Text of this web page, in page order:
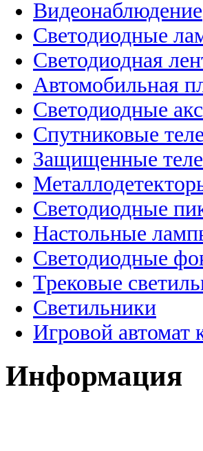
Видеонаблюдение
Светодиодные
Светодиодная
Автомобильная
Светодиодные
Спутниковые
Защищенные
Светодиодные
Настольные
Светодиодные
Трековые
Светильники
Игровой автомат
Информация